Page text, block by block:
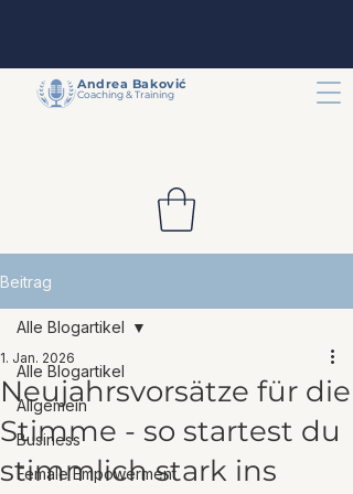
Andrea Baković
Coaching & Training
Beitrag
Alle Blogartikel
Allgemein
Business
Female Empowerment
Alle Blogartikel
Neujahrsvorsätze für die
Stimme - so startest du
stimmlich stark ins
1. Jan. 2026